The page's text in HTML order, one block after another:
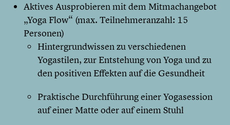
Aktives Ausprobieren mit dem Mitmachangebot
„Yoga Flow“ (max. Teilnehmeranzahl: 15
Personen)
Hintergrundwissen zu verschiedenen
Yogastilen, zur Entstehung von Yoga und zu
den positiven Effekten auf die Gesundheit
Praktische Durchführung einer Yogasession
auf einer Matte oder auf einem Stuhl